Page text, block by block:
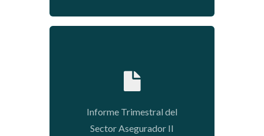
Informe Trimestral del
Sector Asegurador II